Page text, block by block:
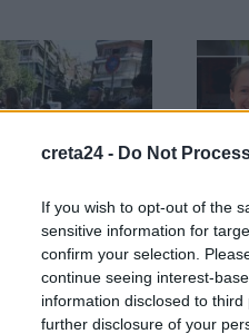
creta24 - Do Not
If you wish to opt-out of the
sensitive information for
confirm your selection.
continue seeing interest-
information disclosed to
further disclosure of your